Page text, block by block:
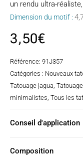
un rendu ultra-
Dimension du motif :
3,50€
Référence: 91J357
Catégories : Nouveaux
Tatouage jagua,
minimalistes, Tous les
Conseil d'application
Composition